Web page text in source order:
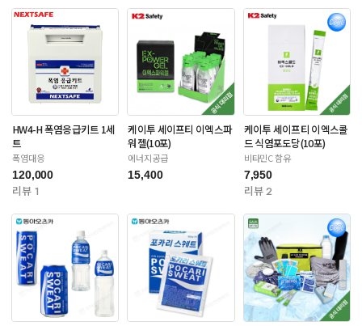
HW4-H 폭염응급키트 1세
트
폭염대응
120,000
리뷰 1
케이투 세이프티 이엑스파
워젤(10포)
에너지공급
15,400
케이투 세이프티 이엑스콜
드 식염포도당(10포)
비타민C 함유
7,950
리뷰 2